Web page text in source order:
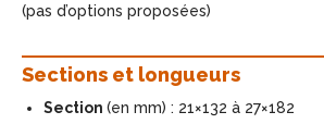
(pas d’options proposées)
Sections et longueurs
Section (en mm) : 21×132 à 27×182